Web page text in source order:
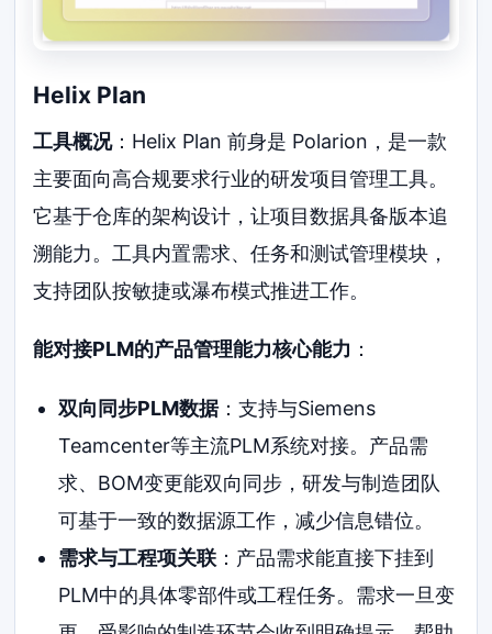
Helix Plan
工具概况：Helix Plan 前身是 Polarion，是一款
主要面向高合规要求行业的研发项目管理工具。
它基于仓库的架构设计，让项目数据具备版本追
溯能力。工具内置需求、任务和测试管理模块，
支持团队按敏捷或瀑布模式推进工作。
能对接PLM的产品管理能力核心能力 ：
双向同步PLM数据：支持与Siemens
Teamcenter等主流PLM系统对接。产品需
求、BOM变更能双向同步，研发与制造团队
可基于一致的数据源工作，减少信息错位。
需求与工程项关联：产品需求能直接下挂到
PLM中的具体零部件或工程任务。需求一旦变